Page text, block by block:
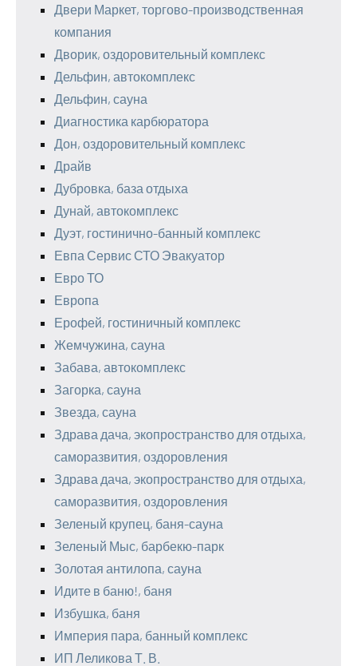
Двери Маркет, торгово-производственная
компания
Дворик, оздоровительный комплекс
Дельфин, автокомплекс
Дельфин, сауна
Диагностика карбюратора
Дон, оздоровительный комплекс
Драйв
Дубровка, база отдыха
Дунай, автокомплекс
Дуэт, гостинично-банный комплекс
Евпа Сервис СТО Эвакуатор
Евро ТО
Европа
Ерофей, гостиничный комплекс
Жемчужина, сауна
Забава, автокомплекс
Загорка, сауна
Звезда, сауна
Здрава дача, экопространство для отдыха,
саморазвития, оздоровления
Здрава дача, экопространство для отдыха,
саморазвития, оздоровления
Зеленый крупец, баня-сауна
Зеленый Мыс, барбекю-парк
Золотая антилопа, сауна
Идите в баню!, баня
Избушка, баня
Империя пара, банный комплекс
ИП Леликова Т. В.